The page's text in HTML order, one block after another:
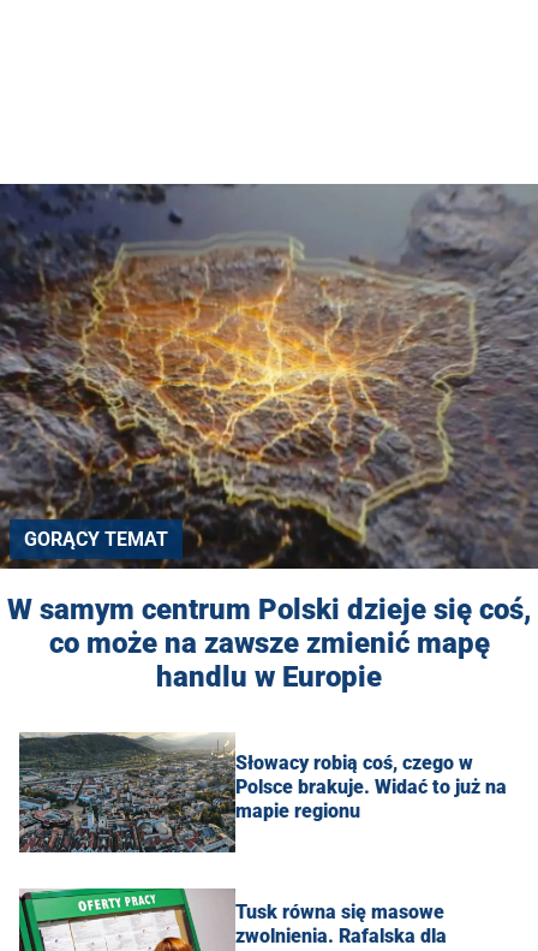
GORĄCY TEMAT
W samym centrum Polski dzieje się coś,
co może na zawsze zmienić mapę
handlu w Europie
Słowacy robią coś, czego w
Polsce brakuje. Widać to już na
mapie regionu
Tusk równa się masowe
zwolnienia. Rafalska dla